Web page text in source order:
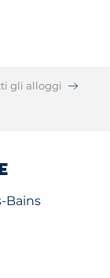
gli alloggi
Bains